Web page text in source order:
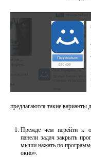
предлагаются такие варианты
Прежде чем перейти к
панели задач закрыть
мыши нажать по
окно».